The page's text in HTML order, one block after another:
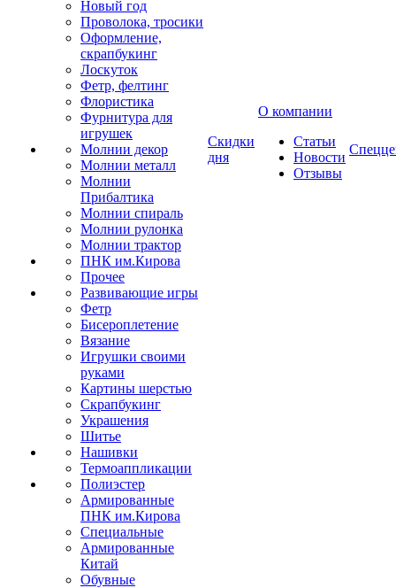
Новый год
Проволока, тросики
Оформление,
скрапбукинг
Лоскуток
Фетр, фелтинг
Флористика
Фурнитура для
игрушек
Молнии декор
Молнии металл
Молнии
Прибалтика
Молнии спираль
Молнии рулонка
Молнии трактор
ПНК им.Кирова
Прочее
Развивающие игры
Фетр
Бисероплетение
Вязание
Игрушки своими
руками
Картины шерстью
Скрапбукинг
Украшения
Шитье
Нашивки
Термоаппликации
Полиэстер
Армированные
ПНК им.Кирова
Специальные
Армированные
Китай
Обувные
Скидки
дня
О компании
Статьи
Новости
Отзывы